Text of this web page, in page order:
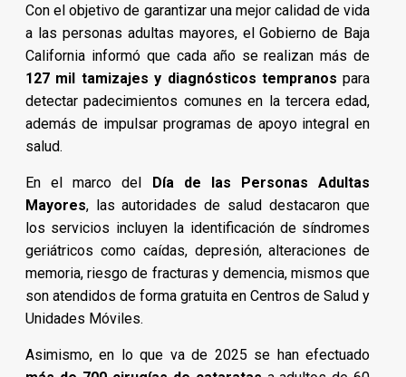
Con el objetivo de garantizar una mejor calidad de vida
a las personas adultas mayores, el Gobierno de Baja
California informó que cada año se realizan más de
127 mil tamizajes y diagnósticos tempranos para
detectar padecimientos comunes en la tercera edad,
además de impulsar programas de apoyo integral en
salud.
En el marco del Día de las Personas Adultas
Mayores, las autoridades de salud destacaron que
los servicios incluyen la identificación de síndromes
geriátricos como caídas, depresión, alteraciones de
memoria, riesgo de fracturas y demencia, mismos que
son atendidos de forma gratuita en Centros de Salud y
Unidades Móviles.
Asimismo, en lo que va de 2025 se han efectuado